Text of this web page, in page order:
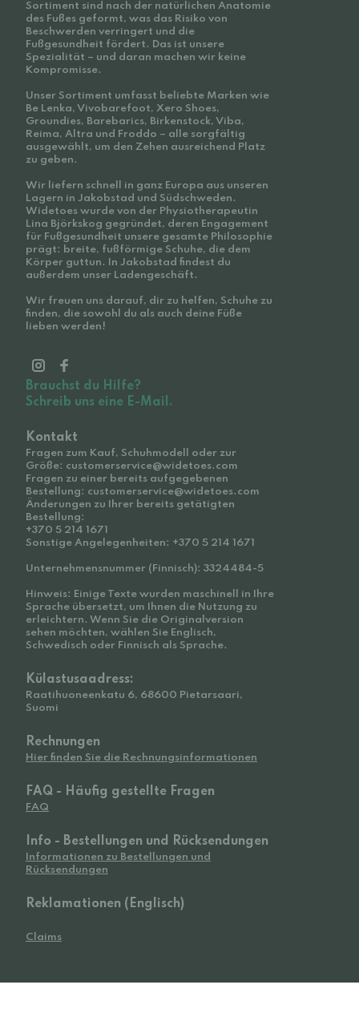
Sortiment sind nach der natürlichen Anatomie
des Fußes geformt, was das Risiko von
Beschwerden verringert und die
Fußgesundheit fördert. Das ist unsere
Spezialität – und daran machen wir keine
Kompromisse.
Unser Sortiment umfasst beliebte Marken wie
Be Lenka, Vivobarefoot, Xero Shoes,
Groundies, Barebarics, Birkenstock, Viba,
Reima, Altra und Froddo – alle sorgfältig
ausgewählt, um den Zehen ausreichend Platz
zu geben.
Wir liefern schnell in ganz Europa aus unseren
Lagern in Jakobstad und Südschweden.
Widetoes wurde von der Physiotherapeutin
Lina Björkskog gegründet, deren Engagement
für Fußgesundheit unsere gesamte Philosophie
prägt: breite, fußförmige Schuhe, die dem
Körper guttun. In Jakobstad findest du
außerdem unser Ladengeschäft.
Wir freuen uns darauf, dir zu helfen, Schuhe zu
finden, die sowohl du als auch deine Füße
lieben werden!
Brauchst du Hilfe?
Schreib uns eine E-Mail.
Kontakt
Fragen zum Kauf, Schuhmodell oder zur
Größe: customerservice@widetoes.com
Fragen zu einer bereits aufgegebenen
Bestellung: customerservice@widetoes.com
Änderungen zu Ihrer bereits getätigten
Bestellung:
+370 5 214 1671
Sonstige Angelegenheiten: +370 5 214 1671
Unternehmensnummer (Finnisch): 3324484-5
Hinweis: Einige Texte wurden maschinell in Ihre
Sprache übersetzt, um Ihnen die Nutzung zu
erleichtern. Wenn Sie die Originalversion
sehen möchten, wählen Sie Englisch,
Schwedisch oder Finnisch als Sprache.
Külastusaadress:
Raatihuoneenkatu 6, 68600 Pietarsaari,
Suomi
Rechnungen
Hier finden Sie die Rechnungsinformationen
FAQ - Häufig gestellte Fragen
FAQ
Info - Bestellungen und Rücksendungen
Informationen zu Bestellungen und
Rücksendungen
Reklamationen (Englisch)
Claims